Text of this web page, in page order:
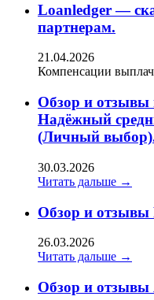
Loanledger —
партнерам.
21.04.2026
Компенсации
Обзор и отзывы
Надёжный
(Личный
30.03.2026
Читать дальше →
Обзор и отзывы
26.03.2026
Читать дальше →
Обзор и отзывы